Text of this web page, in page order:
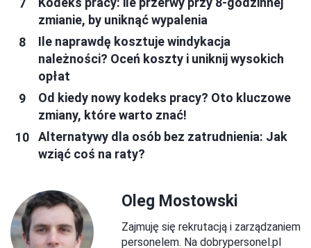
zmianie, by uniknąć wypalenia
Ile naprawdę kosztuje windykacja
należności? Oceń koszty i uniknij wysokich
opłat
Od kiedy nowy kodeks pracy? Oto kluczowe
zmiany, które warto znać!
Alternatywy dla osób bez zatrudnienia: Jak
wziąć coś na raty?
Oleg Mostowski
Zajmuję się rekrutacją i zarządzaniem
personelem. Na dobrypersonel.pl